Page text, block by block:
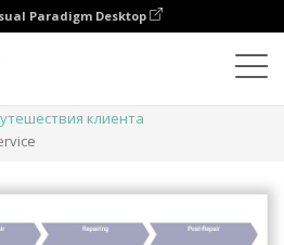
Paradigm Desktop
клиента